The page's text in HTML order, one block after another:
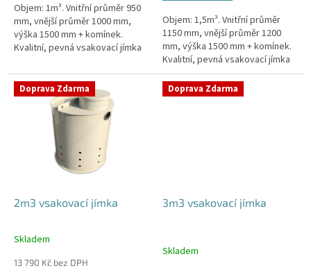
hvězdiček.
Objem: 1m³. Vnitřní průměr 950
mm, vnější průměr 1000 mm,
výška 1500 mm + komínek.
Kvalitní, pevná vsakovací jímka
obetonování Průměr přítoku a
odtoku +...
Objem: 1,5m³. Vnitřní průměr
1150 mm, vnější průměr 1200
mm, výška 1500 mm + komínek.
Kvalitní, pevná vsakovací jímka
(nádrž) bez potřeby
obetonování Průměr přítoku a
odtoku +...
Doprava Zdarma
2m3 vsakovací jímka
Průměrné
Skladem
13 790 Kč bez DPH
Doprava Zdarma
3m3 vsakovací jímka
Skladem